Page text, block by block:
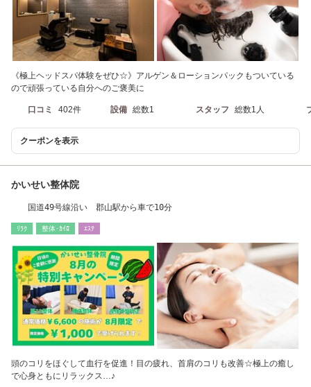
《極上ヘッドスパ体験をぜひ☆》アルゲン＆ローションパックもついている
ので頑張っている自分へのご褒美に
口コミ 402件 設備 総数1 スタッフ 総数1人
クーポンを表示
かいせい整体院
国道49号線沿い 郡山駅から車で10分
ﾘﾗｸ 整体･ｶｲﾛ ｴｽﾃ
頭のコリをほぐして血行を促進！目の疲れ、首肩のコリも改善☆極上の癒し
で心身ともにリラックス…♪